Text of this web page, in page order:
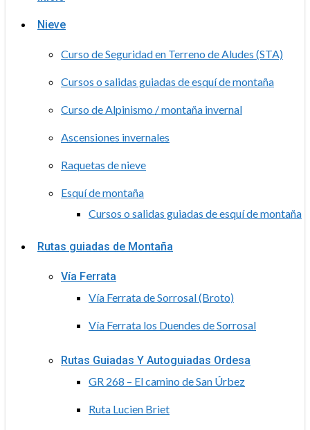
Nieve
Curso de Seguridad en Terreno de Aludes (STA)
Cursos o salidas guiadas de esquí de montaña
Curso de Alpinismo / montaña invernal
Ascensiones invernales
Raquetas de nieve
Esquí de montaña
Cursos o salidas guiadas de esquí de montaña
Rutas guiadas de Montaña
Vía Ferrata
Vía Ferrata de Sorrosal (Broto)
Vía Ferrata los Duendes de Sorrosal
Rutas Guiadas Y Autoguiadas Ordesa
GR 268 – El camino de San Úrbez
Ruta Lucien Briet